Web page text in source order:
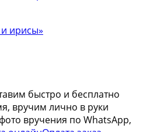
ирисы»
быстро и бесплатно
вручим лично в руки
вручения по WhatsApp,